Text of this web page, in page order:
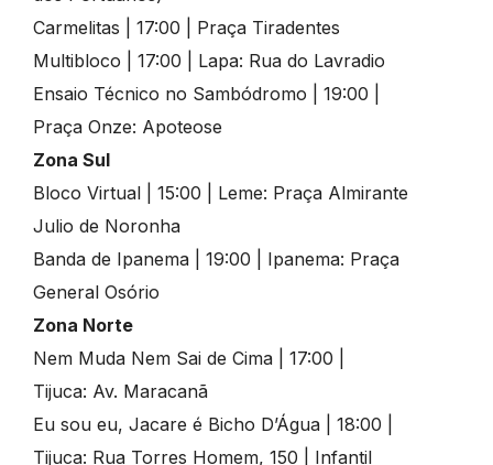
Carmelitas | 17:00 | Praça Tiradentes
Multibloco | 17:00 | Lapa: Rua do Lavradio
Ensaio Técnico no Sambódromo | 19:00 |
Praça Onze: Apoteose
Zona Sul
Bloco Virtual | 15:00 | Leme: Praça Almirante
Julio de Noronha
Banda de Ipanema | 19:00 | Ipanema: Praça
General Osório
Zona Norte
Nem Muda Nem Sai de Cima | 17:00 |
Tijuca: Av. Maracanã
Eu sou eu, Jacare é Bicho D’Água | 18:00 |
Tijuca: Rua Torres Homem, 150 | Infantil